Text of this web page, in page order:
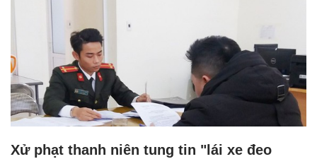
Xử phạt thanh niên tung tin "lái xe đeo